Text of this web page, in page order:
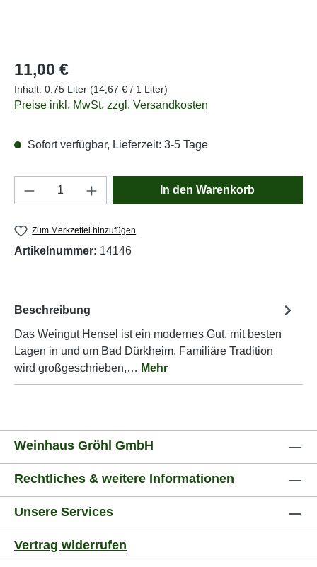
Regulärer Preis:
11,00 €
Inhalt: 0.75 Liter (14,67 € / 1 Liter)
Preise inkl. MwSt. zzgl. Versandkosten
Sofort verfügbar, Lieferzeit: 3-5 Tage
Produkt Anzahl: Gib den gewünschten
In den Warenkorb
Zum Merkzettel hinzufügen
Artikelnummer: 14146
Beschreibung
Das Weingut Hensel ist ein modernes Gut, mit besten
Lagen in und um Bad Dürkheim. Familiäre Tradition
wird großgeschrieben,… Mehr
Weinhaus Gröhl GmbH
Rechtliches & weitere Informationen
Unsere Services
Vertrag widerrufen